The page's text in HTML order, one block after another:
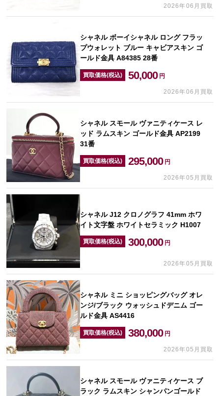
2026年06月買取
シャネル ボーイシャネル ロング フラッ
プウォレット ブルー キャビアスキン ゴ
ールド金具 A84385 28番
買取価格(税込) 50,000 円
2026年06月買取
シャネル スモール ヴァニティケース レ
ッド ラムスキン ゴールド金具 AP2199
31番
買取価格(税込) 295,000 円
2026年05月買取
シャネル J12 クロノグラフ 41mm ホワ
イト文字盤 ホワイトセラミック H1007
買取価格(税込) 300,000 円
2026年05月買取
シャネル ミニ ショッピングバッグ オレ
ンジ/ブラック ウォッシュドデニム ゴー
ルド金具 AS4416
買取価格(税込) 380,000 円
2026年05月買取
シャネル スモール ヴァニティケース ブ
ラック ラムスキン シャンパンゴールド